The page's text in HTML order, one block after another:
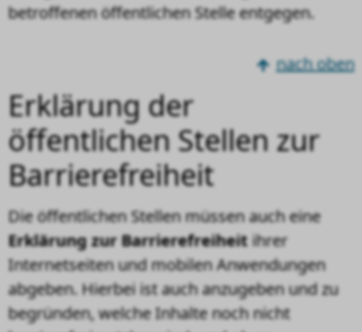
betroffenen öffentlichen Stelle entgegen.
nach oben
Erklärung der
öffentlichen Stellen zur
Barrierefreiheit
Die öffentlichen Stellen müssen auch eine
Erklärung zur Barrierefreiheitihrer
Internetseiten und mobilen Anwendungen
abgeben. Hierbei ist auch anzugeben und zu
begründen, welche Inhalte noch nicht